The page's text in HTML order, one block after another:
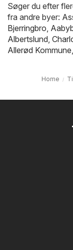
Søger du efter
fra andre byer:
Bjerringbro
Albertslund
Allerød Kommune
Home